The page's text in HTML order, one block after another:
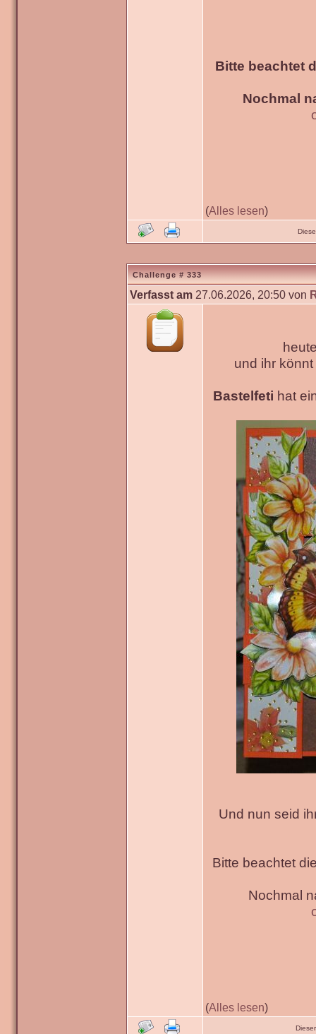
Bitte beachtet
Nochmal
(Alles lesen)
Challenge # 333
Verfasst am 27.06.2026, 20:50 von
und ihr
Bastelfeti hat
Und nun seid
Bitte beachtet
Nochmal
(Alles lesen)